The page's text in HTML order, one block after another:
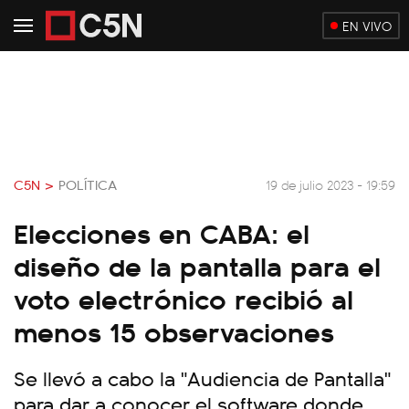
EN VIVO
C5N > POLÍTICA 19 de julio 2023 - 19:59
Elecciones en CABA: el
diseño de la pantalla para el
voto electrónico recibió al
menos 15 observaciones
Se llevó a cabo la "Audiencia de Pantalla"
para dar a conocer el software donde